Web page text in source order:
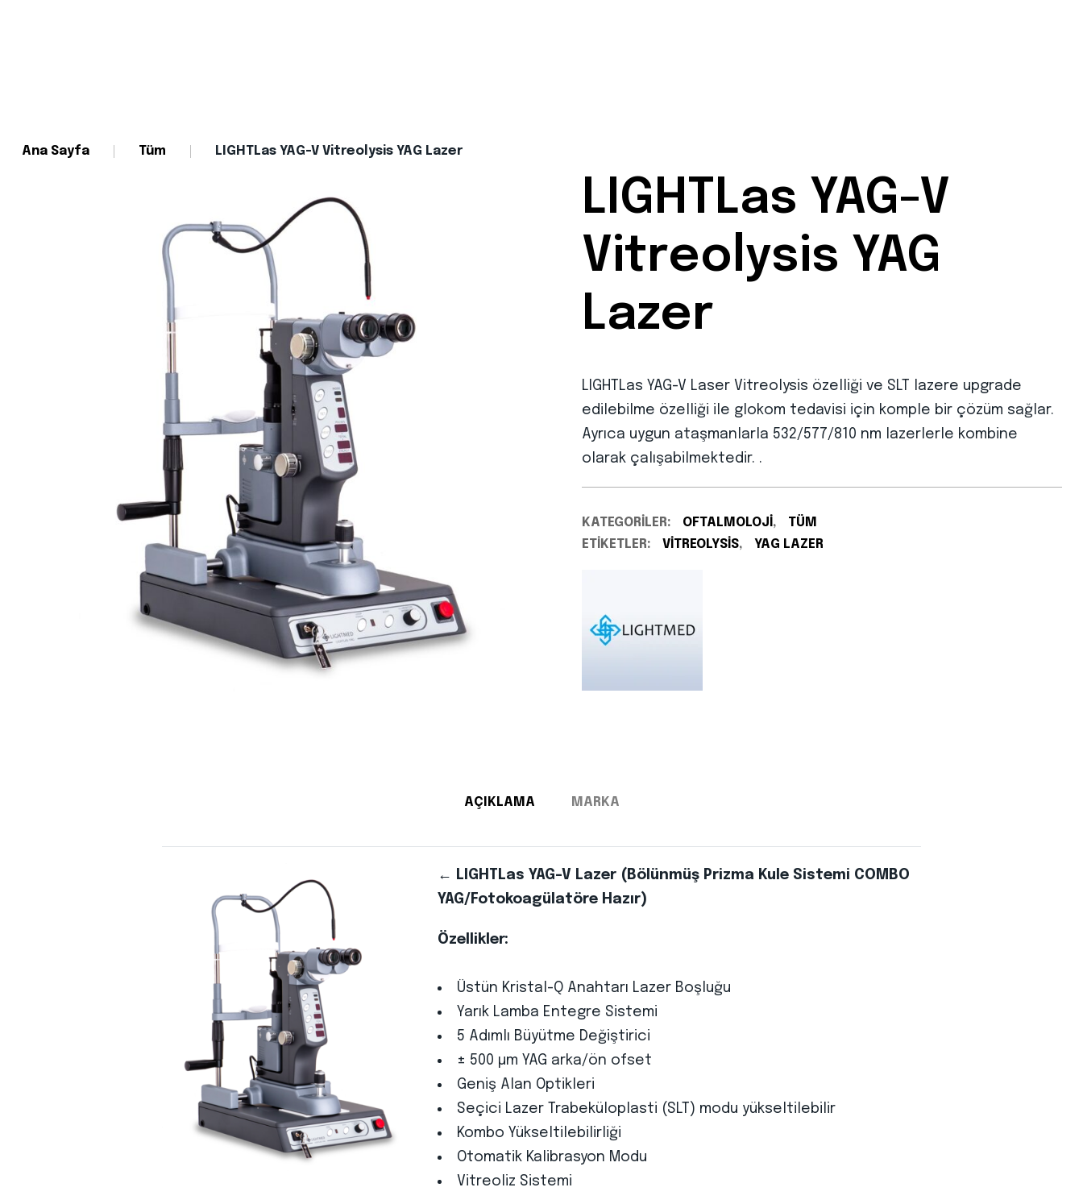
Ana Sayfa Tüm LIGHTLas YAG-V Vitreolysis YAG Lazer
LIGHTLas YAG-V
Vitreolysis YAG
Lazer
LIGHTLas YAG-V Laser Vitreolysis özelliği ve SLT lazere upgrade
edilebilme özelliği ile glokom tedavisi için komple bir çözüm sağlar.
Ayrıca uygun ataşmanlarla 532/577/810 nm lazerlerle kombine
olarak çalışabilmektedir. .
KATEGORILER: OFTALMOLOJI ,
TÜM
ETIKETLER:
VITREOLYSIS, YAG LAZER
AÇIKLAMA MARKA
← LIGHTLas YAG-V Lazer (Bölünmüş Prizma Kule Sistemi COMBO
YAG/Fotokoagülatöre Hazır)
Özellikler:
Üstün Kristal-Q Anahtarı Lazer Boşluğu
Yarık Lamba Entegre Sistemi
5 Adımlı Büyütme Değiştirici
± 500 µm YAG arka/ön ofset
Geniş Alan Optikleri
Seçici Lazer Trabeküloplasti (SLT) modu yükseltilebilir
Kombo Yükseltilebilirliği
Otomatik Kalibrasyon Modu
Vitreoliz Sistemi